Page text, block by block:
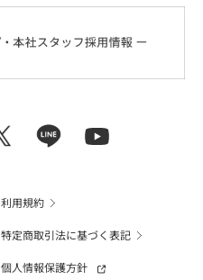
利用規約
特定商取引法に基づく表記
個人情報保護方針